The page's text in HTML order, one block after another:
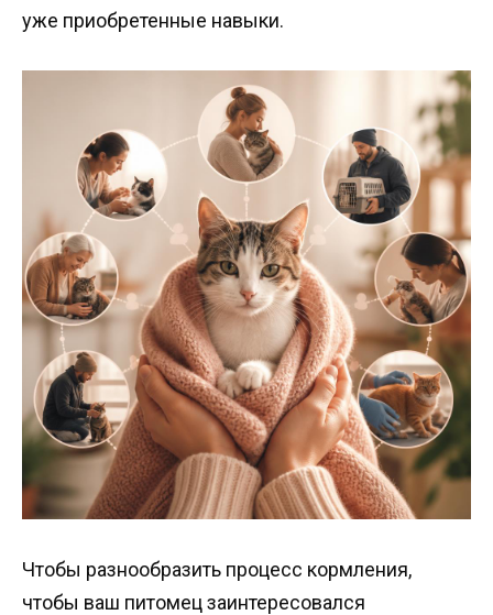
уже приобретенные навыки.
Чтобы разнообразить процесс кормления,
чтобы ваш питомец заинтересовался